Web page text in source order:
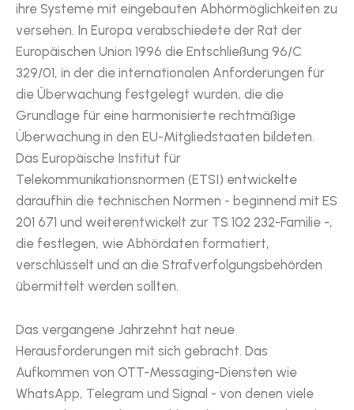
ihre Systeme mit eingebauten Abhörmöglichkeiten zu
versehen. In Europa verabschiedete der Rat der
Europäischen Union 1996 die Entschließung 96/C
329/01, in der die internationalen Anforderungen für
die Überwachung festgelegt wurden, die die
Grundlage für eine harmonisierte rechtmäßige
Überwachung in den EU-Mitgliedstaaten bildeten.
Das Europäische Institut für
Telekommunikationsnormen (ETSI) entwickelte
daraufhin die technischen Normen - beginnend mit ES
201 671 und weiterentwickelt zur TS 102 232-Familie -,
die festlegen, wie Abhördaten formatiert,
verschlüsselt und an die Strafverfolgungsbehörden
übermittelt werden sollten.
Das vergangene Jahrzehnt hat neue
Herausforderungen mit sich gebracht. Das
Aufkommen von OTT-Messaging-Diensten wie
WhatsApp, Telegram und Signal - von denen viele